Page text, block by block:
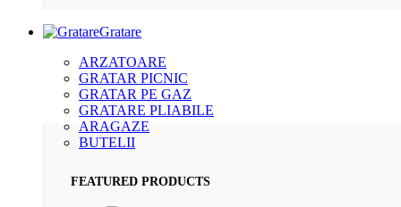
Gratare
ARZATOARE
GRATAR PICNIC
GRATAR PE GAZ
GRATARE PLIABILE
ARAGAZE
BUTELII
FEATURED PRODUCTS